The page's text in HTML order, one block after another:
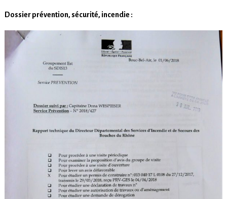
Dossier prévention, sécurité, incendie :